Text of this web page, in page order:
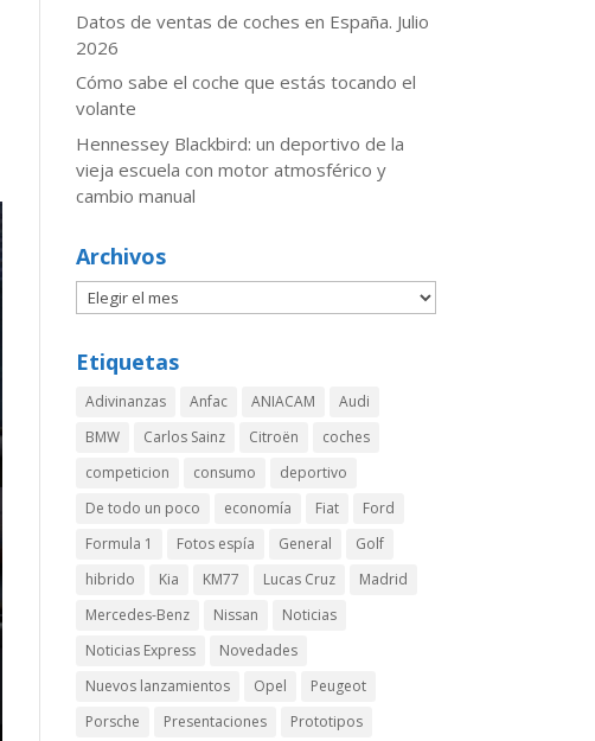
Datos de ventas de coches en España. Julio
2026
​Cómo sabe el coche que estás tocando el
volante
Hennessey Blackbird: un deportivo de la
vieja escuela con motor atmosférico y
cambio manual
Archivos
Etiquetas
Adivinanzas Anfac ANIACAM
Audi
BMW
Carlos Sainz Citroën
coches
competicion
consumo
deportivo
De todo un poco
economía Fiat
Ford
Formula 1
Fotos espía General
Golf
hibrido
Kia KM77 Lucas Cruz
Madrid
Mercedes-Benz
Nissan
Noticias
Noticias Express
Novedades
Nuevos lanzamientos
Opel
Peugeot
Porsche
Presentaciones
Prototipos